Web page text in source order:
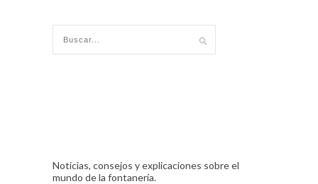
Noticias, consejos y explicaciones sobre el
mundo de la fontanería.